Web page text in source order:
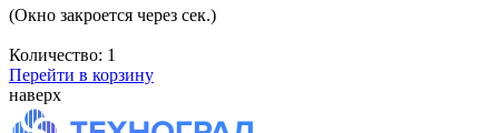
(Окно закроется через сек.)
Количество: 1
Перейти в корзину
наверх